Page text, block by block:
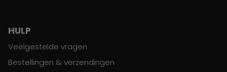
HULP
Veelgestelde vragen
Bestellingen & verzendingen